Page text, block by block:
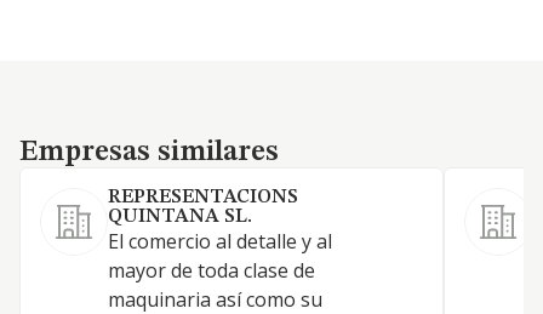
Empresas similares
Empresas similares
REPRESENTACIONS
QUINTANA SL.
El comercio al detalle y al
mayor de toda clase de
maquinaria así como su